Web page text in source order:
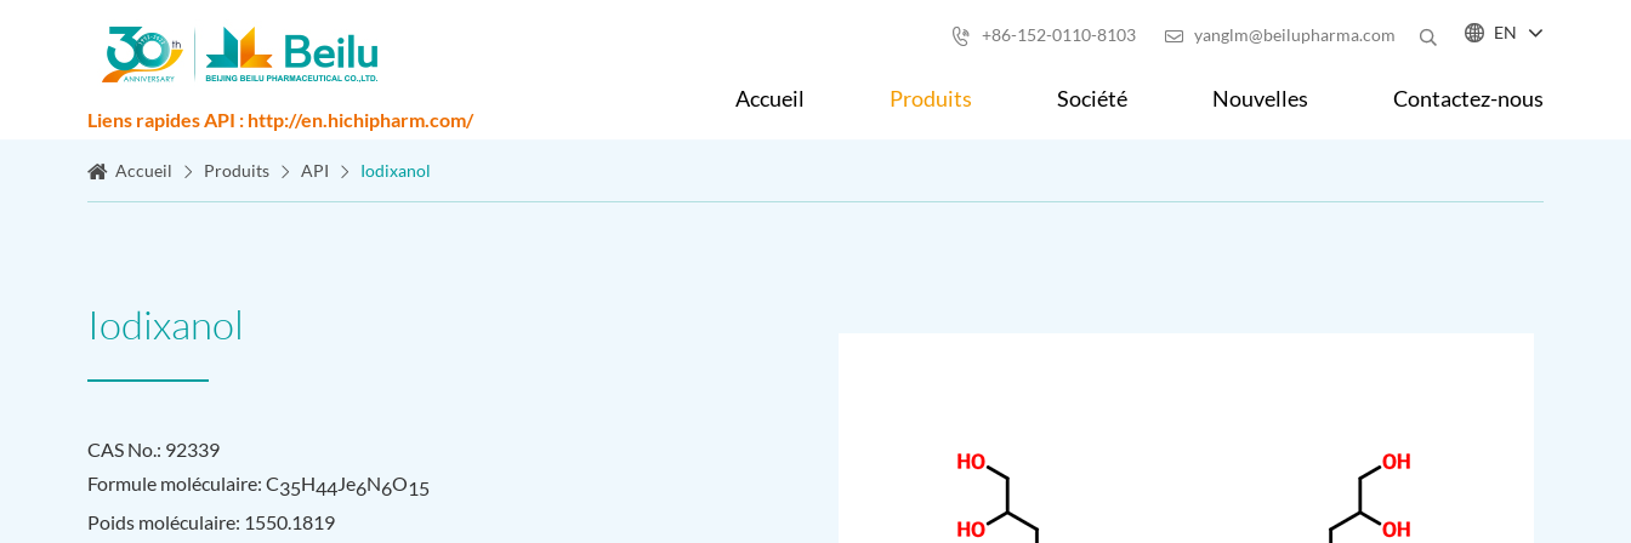
Liens rapides API : http://en.hichipharm.com/
 +86-152-0110-8103  yanglm@beilupharma.com  EN
Accueil Produits Société Nouvelles Contactez-nous
Accueil Produits API Iodixanol
Iodixanol
CAS No.: 92339
Formule moléculaire: C35H44Je6N6O15
Poids moléculaire: 1550.1819